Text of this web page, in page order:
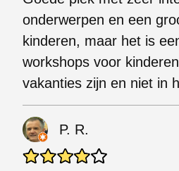
onderwerpen en een
kinderen, maar het is
workshops voor
vakanties zijn en niet in
P. R.